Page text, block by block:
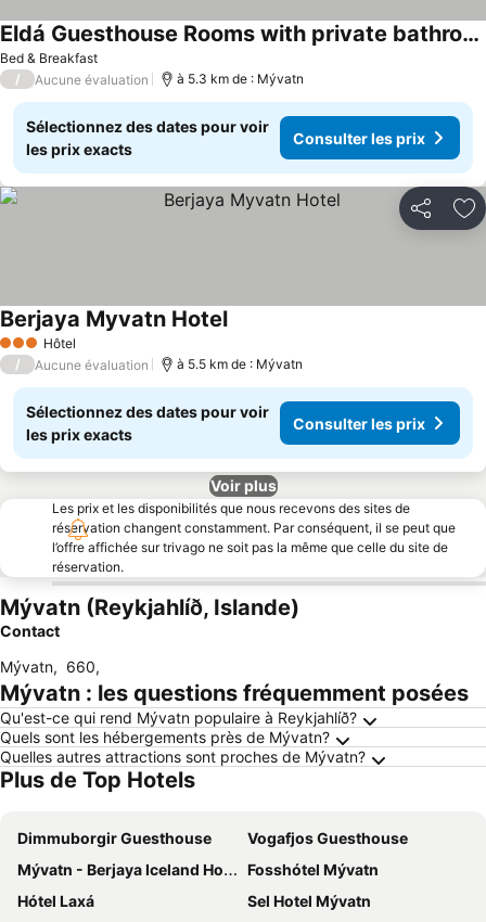
Bed & Breakfast
Eldá Guesthouse Rooms with private bathroom
/ Aucune évaluation à 5.3 km de : Mývatn
Sélectionnez des dates pour voir
les prix exacts
Consulter les prix
Partager
3 ÉtoilesHôtel
Berjaya Myvatn Hotel
/ Aucune évaluation à 5.5 km de : Mývatn
Sélectionnez des dates pour voir
les prix exacts
Consulter les prix
Voir plus
Les prix et les disponibilités que nous recevons des sites de
réservation changent constamment. Par conséquent, il se peut que
l’offre affichée sur trivago ne soit pas la même que celle du site de
réservation.
Mývatn (Reykjahlíð, Islande)
Contact
Mývatn, 660,
Mývatn : les questions fréquemment posées
Qu'est-ce qui rend Mývatn populaire à Reykjahlíð?
Quels sont les hébergements près de Mývatn?
Quelles autres attractions sont proches de Mývatn?
Plus de Top Hotels
Dimmuborgir Guesthouse
Vogafjos Guesthouse
Mývatn - Berjaya Iceland Hotels
Fosshótel Mývatn
Hótel Laxá
Sel Hotel Mývatn